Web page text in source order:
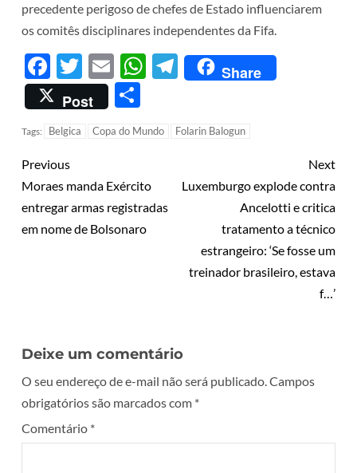
precedente perigoso de chefes de Estado influenciarem
os comitês disciplinares independentes da Fifa.
Facebook
Twitter
EmailWhatsApp
Telegram
Share
Post
Tags: Belgica Copa do Mundo Folarin Balogun
Previous
Moraes manda Exército
entregar armas registradas
em nome de Bolsonaro
Next
Luxemburgo explode contra
Ancelotti e critica
tratamento a técnico
estrangeiro: ‘Se fosse um
treinador brasileiro, estava
f…’
Deixe um comentário
O seu endereço de e-mail não será publicado.Campos
obrigatórios são marcados com *
Comentário *